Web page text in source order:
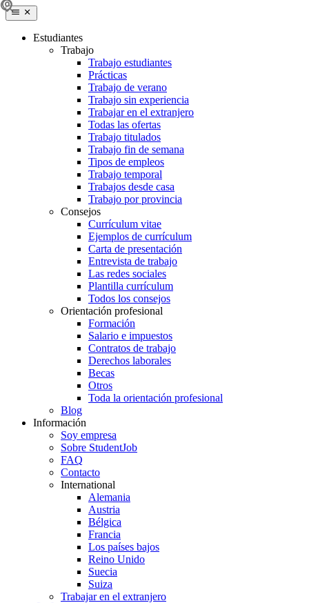
Estudiantes
Trabajo
Trabajo estudiantes
Prácticas
Trabajo de verano
Trabajo sin experiencia
Trabajar en el extranjero
Todas las ofertas
Trabajo titulados
Trabajo fin de semana
Tipos de empleos
Trabajo temporal
Trabajos desde casa
Trabajo por provincia
Consejos
Currículum vitae
Ejemplos de currículum
Carta de presentación
Entrevista de trabajo
Las redes sociales
Plantilla currículum
Todos los consejos
Orientación profesional
Formación
Salario e impuestos
Contratos de trabajo
Derechos laborales
Becas
Otros
Toda la orientación profesional
Blog
Información
Soy empresa
Sobre StudentJob
FAQ
Contacto
International
Alemania
Austria
Bélgica
Francia
Los países bajos
Reino Unido
Suecia
Suiza
Trabajar en el extranjero